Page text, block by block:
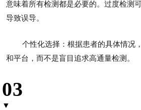
意味着所有检测都是必要的。过度检测
导致误导。
个性化选择：根据患者的具体情况
和平台，而不是盲目追求高通量检测。
03
▼